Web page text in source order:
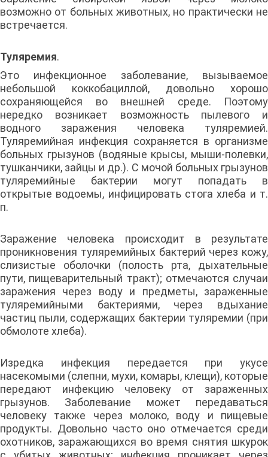
возможно от больных животных, но практически не
встречается.
Туляремия.
Это инфекционное заболевание, вызываемое
небольшой коккобациллой, довольно хорошо
сохраняющейся во внешней среде. Поэтому
нередко возникает возможность пылевого и
водного заражения человека туляремией.
Туляремийная инфекция сохраняется в организме
больных грызунов (водяные крысы, мыши-полевки,
тушканчики, зайцы и др.). С мочой больных грызунов
туляремийные бактерии могут попадать в
открытые водоемы, инфицировать стога хлеба и т.
п.
Заражение человека происходит в результате
проникновения туляремийных бактерий через кожу,
слизистые оболочки (полость рта, дыхательные
пути, пищеварительный тракт); отмечаются случаи
заражения через воду и предметы, зараженные
туляремийными бактериями, через вдыхание
частиц пыли, содержащих бактерии туляремии (при
обмолоте хлеба).
Изредка инфекция передается при укусе
насекомыми (слепни, мухи, комары, клещи), которые
передают инфекцию человеку от зараженных
грызунов. Заболевание может передаваться
человеку также через молоко, воду и пищевые
продукты. Довольно часто оно отмечается среди
охотников, заражающихся во время снятия шкурок